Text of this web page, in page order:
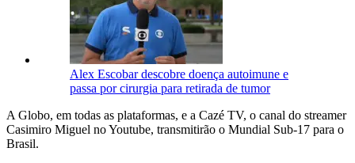
Alex Escobar descobre doença autoimune e
passa por cirurgia para retirada de tumor
A Globo, em todas as plataformas, e a Cazé TV, o canal do streamer
Casimiro Miguel no Youtube, transmitirão o Mundial Sub-17 para o
Brasil.